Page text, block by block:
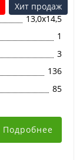
Хит продаж
13,0х14,5
1
3
136
85
Подробнее